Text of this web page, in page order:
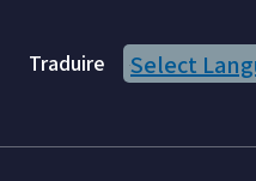
Traduire Select